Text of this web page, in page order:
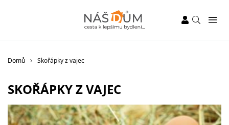
Domů Skořápky z vajec
SKOŘÁPKY Z VAJEC